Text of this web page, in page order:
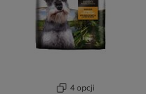
4 opcji